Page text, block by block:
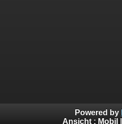
Powered by
Ansicht : Mobil